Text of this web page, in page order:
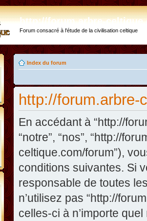
http://forum.arbre-
Forum consacré à l'étude de la civilisation celtique
Index du forum
http://forum.arbre-
En accédant à “http://
“notre”, “nos”, “http://
celtique.com/forum”),
conditions suivantes. Si
responsable de toutes
n’utilisez pas “http://
celles-ci à n’importe